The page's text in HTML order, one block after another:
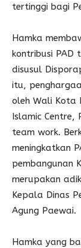
tertinggi bagi
Hamka
kontribusi PAD
disusul
itu,
oleh Wali Kota
Islamic Centre,
team work.
meningkatkan
pembangunan
merupakan
Kepala Dinas
Agung Paewai.
Hamka yang